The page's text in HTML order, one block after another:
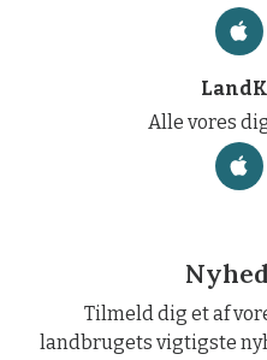
Alle vores
Tilmeld dig et af
landbrugets vigtigste